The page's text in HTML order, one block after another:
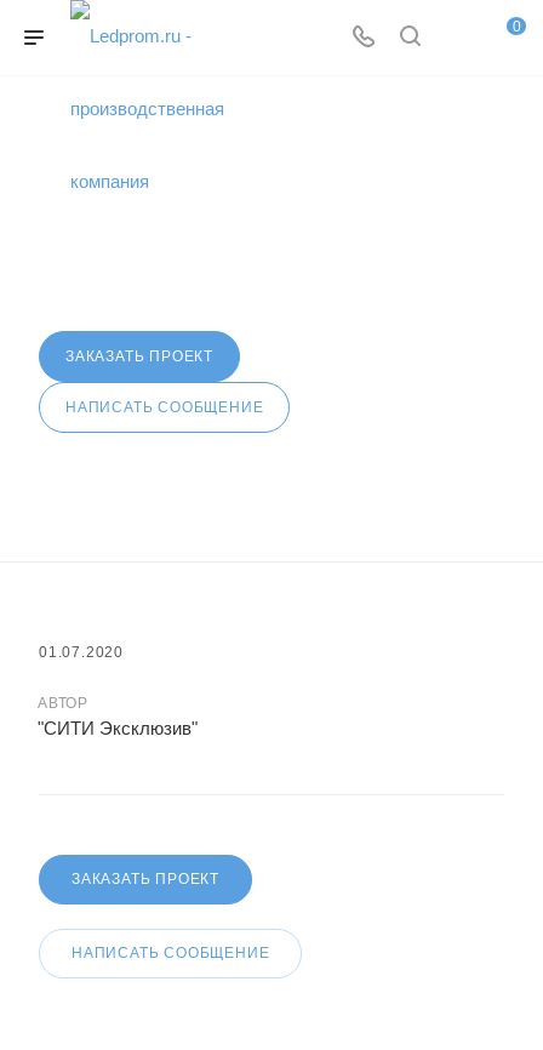
0
ЗАКАЗАТЬ ПРОЕКТ
НАПИСАТЬ СООБЩЕНИЕ
01.07.2020
АВТОР
"СИТИ Эксклюзив"
ЗАКАЗАТЬ ПРОЕКТ
НАПИСАТЬ СООБЩЕНИЕ